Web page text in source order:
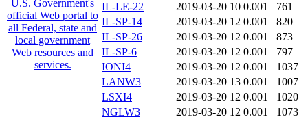
IL-LE-22
2019-03-20 10 0.001
761
IL-SP-14
2019-03-20 12 0.001
820
IL-SP-26
2019-03-20 12 0.001
873
IL-SP-6
2019-03-20 12 0.001
797
IONI4
2019-03-20 12 0.001
1037
LANW3
2019-03-20 13 0.001
1007
LSXI4
2019-03-20 12 0.001
1020
NGLW3
2019-03-20 12 0.001
1073